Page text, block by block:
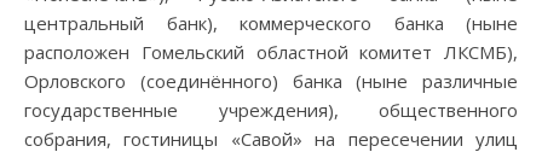
центральный банк), коммерческого банка (ныне
расположен Гомельский областной комитет ЛКСМБ),
Орловского (соединённого) банка (ныне различные
государственные учреждения), общественного
собрания, гостиницы «Савой» на пересечении улиц